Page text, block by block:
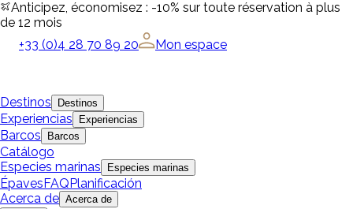
Anticipez, économisez : -10% sur toute réservation à plus
de 12 mois
+33 (0)4 28 70 89 20
Mon espace
Destinos Destinos
Experiencias Experiencias
Barcos Barcos
Catálogo
Especies marinas
Especies marinas
ÉpavesFAQPlanificación
Acerca de Acerca de